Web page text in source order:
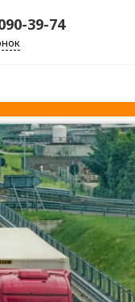
39-74